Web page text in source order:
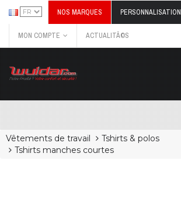
NOS MARQUES PERSONNALISATION
MON COMPTE ACTUALITÃ©S
Vêtements de travail
Tshirts & polos
Tshirts manches courtes